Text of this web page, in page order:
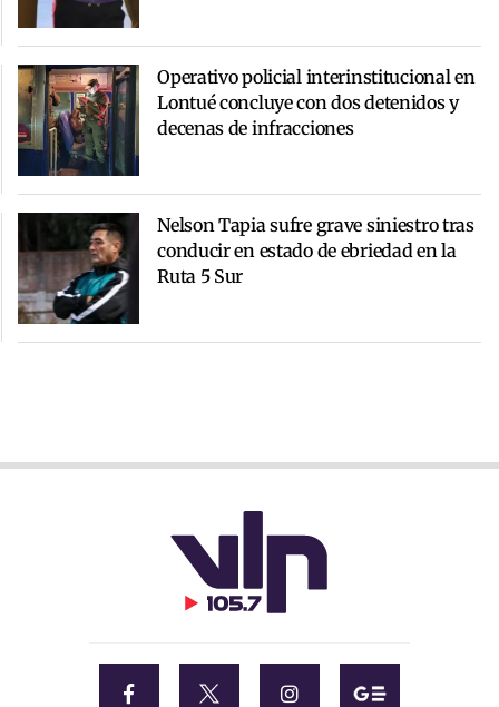
Operativo policial interinstitucional en
Lontué concluye con dos detenidos y
decenas de infracciones
Nelson Tapia sufre grave siniestro tras
conducir en estado de ebriedad en la
Ruta 5 Sur